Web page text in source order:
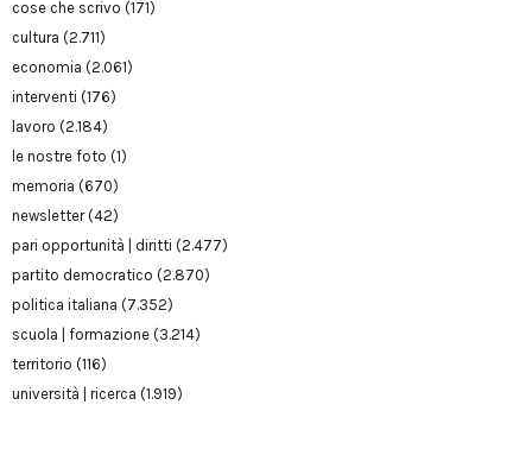
cose che scrivo (171)
cultura (2.711)
economia (2.061)
interventi (176)
lavoro (2.184)
le nostre foto (1)
memoria (670)
newsletter(42)
pari opportunità | diritti (2.477)
partito democratico (2.870)
politica italiana (7.352)
scuola | formazione (3.214)
territorio (116)
università | ricerca (1.919)